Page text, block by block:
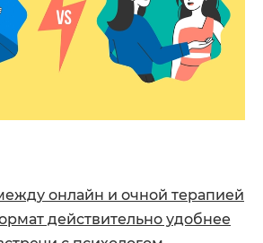
онлайн и очной терапией
действительно удобнее